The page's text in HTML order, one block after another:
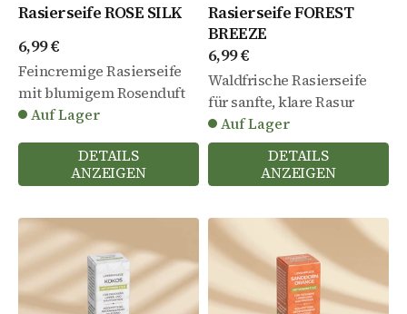
Rasierseife ROSE SILK
Angebot
6,99 €
Feincremige Rasierseife
mit blumigem Rosenduft
Auf Lager
DETAILS
ANZEIGEN
Rasierseife FOREST
BREEZE
Angebot
6,99 €
Waldfrische Rasierseife
für sanfte, klare Rasur
Auf Lager
DETAILS
ANZEIGEN